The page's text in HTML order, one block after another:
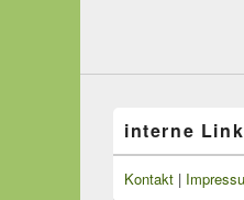
interne
Kontakt |